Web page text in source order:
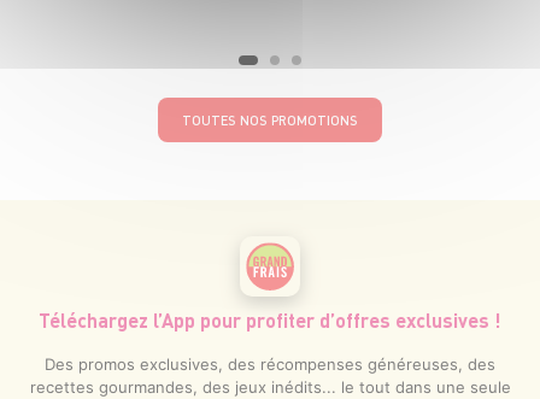
TOUTES NOS PROMOTIONS
Téléchargez l’App pour profiter d’offres exclusives !
Des promos exclusives, des récompenses généreuses, des
recettes gourmandes, des jeux inédits... le tout dans une seule